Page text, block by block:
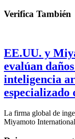
Verifica También
EE.UU. y
evalúan
inteligencia
especializado
La firma global de
Miyamoto